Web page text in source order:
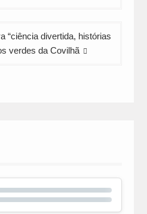
“ciência divertida, histórias
verdes da Covilhã